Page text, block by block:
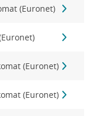
(Euronet)
(Euronet)
(Euronet)